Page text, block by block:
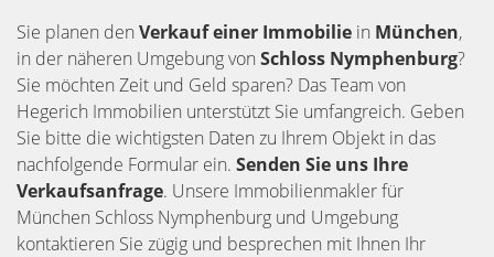
Sie planen den Verkauf einer Immobilie in München,
in der näheren Umgebung von Schloss Nymphenburg?
Sie möchten Zeit und Geld sparen? Das Team von
Hegerich Immobilien unterstützt Sie umfangreich. Geben
Sie bitte die wichtigsten Daten zu Ihrem Objekt in das
nachfolgende Formular ein. Senden Sie uns Ihre
Verkaufsanfrage. Unsere Immobilienmakler für
München Schloss Nymphenburg und Umgebung
kontaktieren Sie zügig und besprechen mit Ihnen Ihr